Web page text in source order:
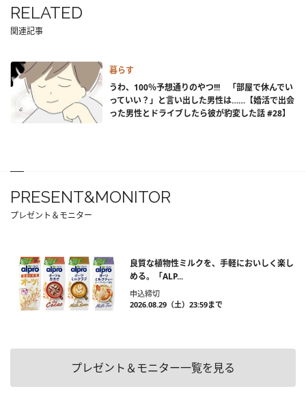
RELATED
関連記事
暮らす
うわ、100％予想通りのやつ!!! 「部屋で休んでい
っていい？」と言い出した男性は……【婚活で出会
った男性とドライブしたら彼が豹変した話 #28】
PRESENT&MONITOR
プレゼント＆モニター
良質な植物性ミルクを、手軽においしく楽し
める。「ALP...
申込締切
2026.08.29（土）23:59まで
プレゼント＆モニター一覧を見る